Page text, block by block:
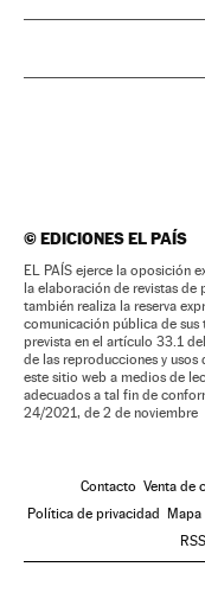
©EDICIONES EL PAÍS
EL PAÍS ejerce la oposición
la elaboración de revistas de
también realiza la reserva
comunicación pública de
prevista en el artículo 33.1
de las reproducciones y usos
este sitio web a medios de
adecuados a tal fin de
24/2021, de 2 de noviembre
Contacto Venta de
Política de privacidad Mapa
RSS